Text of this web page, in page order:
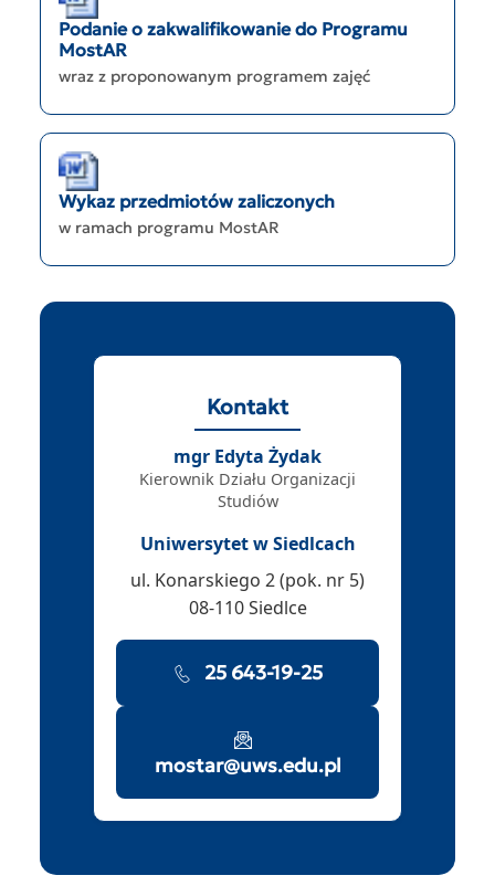
Podanie o zakwalifikowanie do Programu
MostAR
wraz z proponowanym programem zajęć
Wykaz przedmiotów zaliczonych
w ramach programu MostAR
Kontakt
mgr Edyta Żydak
Kierownik Działu Organizacji
Studiów
Uniwersytet w Siedlcach
ul. Konarskiego 2 (pok. nr 5)
08-110 Siedlce
25 643-19-25
mostar@uws.edu.pl